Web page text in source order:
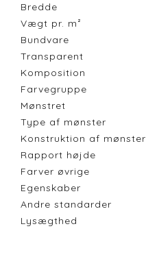
Bredde
Vægt pr. m²
Bundvare
Transparent
Komposition
Farvegruppe
Mønstret
Type af mønster
Konstruktion af mønster
Rapport højde
Farver øvrige
Egenskaber
Andre standarder
Lysægthed